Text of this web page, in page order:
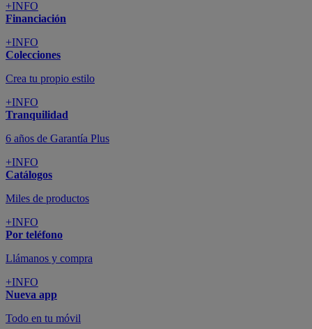
+INFO
Financiación
+INFO
Colecciones
Crea tu propio estilo
+INFO
Tranquilidad
6 años de Garantía Plus
+INFO
Catálogos
Miles de productos
+INFO
Por teléfono
Llámanos y compra
+INFO
Nueva app
Todo en tu móvil